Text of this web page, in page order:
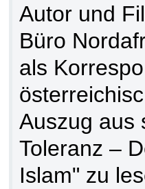
Autor und
Büro
als
Auszug aus
Toleranz –
Islam" zu